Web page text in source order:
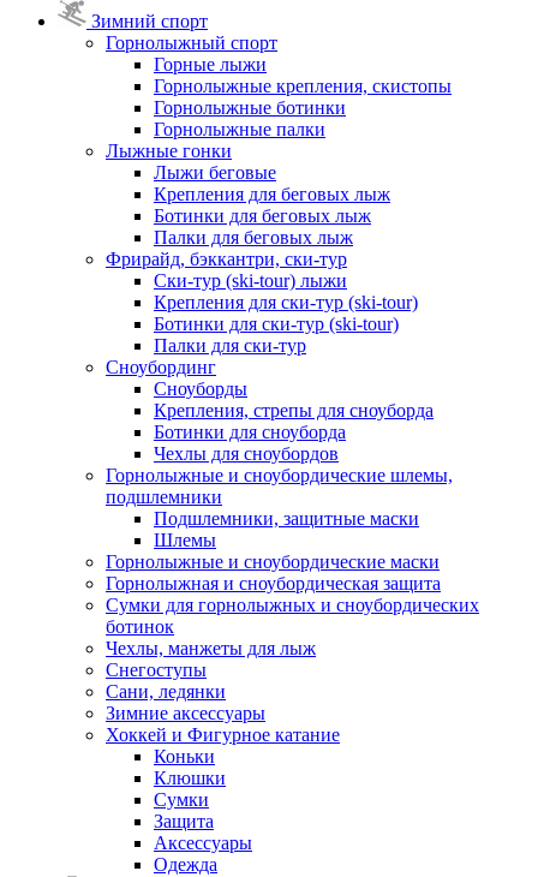
Зимний спорт
Горнолыжный спорт
Горные лыжи
Горнолыжные крепления, скистопы
Горнолыжные ботинки
Горнолыжные палки
Лыжные гонки
Лыжи беговые
Крепления для беговых лыж
Ботинки для беговых лыж
Палки для беговых лыж
Фрирайд, бэккантри, ски-тур
Ски-тур (ski-tour) лыжи
Крепления для ски-тур (ski-tour)
Ботинки для ски-тур (ski-tour)
Палки для ски-тур
Сноубординг
Сноуборды
Крепления, стрепы для сноуборда
Ботинки для сноуборда
Чехлы для сноубордов
Горнолыжные и сноубордические шлемы,
подшлемники
Подшлемники, защитные маски
Шлемы
Горнолыжные и сноубордические маски
Горнолыжная и сноубордическая защита
Сумки для горнолыжных и сноубордических
ботинок
Чехлы, манжеты для лыж
Снегоступы
Сани, ледянки
Зимние аксессуары
Хоккей и Фигурное катание
Коньки
Клюшки
Сумки
Защита
Аксессуары
Одежда